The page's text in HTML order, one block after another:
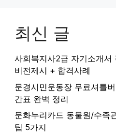
최신 글
사회복지사2급 자기소개
비전제시 + 합격사례
문경시민운동장 무료셔틀
간표 완벽 정리
문화누리카드 동물원/수족
팁 5가지